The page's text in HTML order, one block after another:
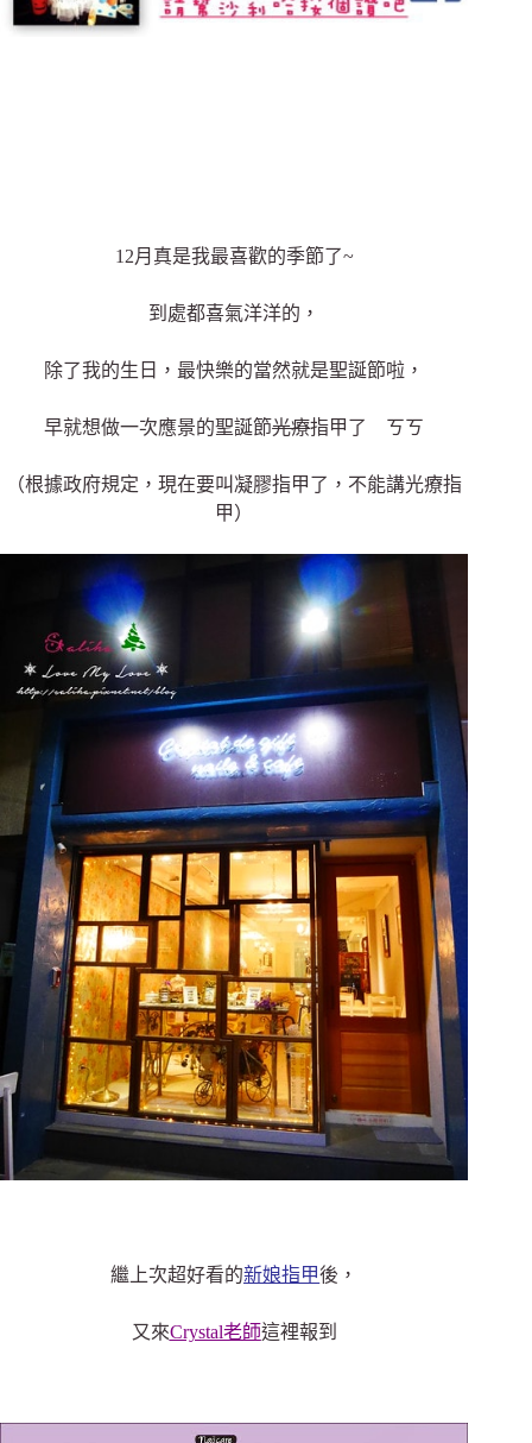
12月真是我最喜歡的季節了~
到處都喜氣洋洋的，
除了我的生日，最快樂的當然就是聖誕節啦，
早就想做一次應景的聖誕節光療指甲了 ㄎㄎ
（根據政府規定，現在要叫凝膠指甲了，不能講光療指
甲）
繼上次超好看的新娘指甲後，
又來Crystal老師這裡報到